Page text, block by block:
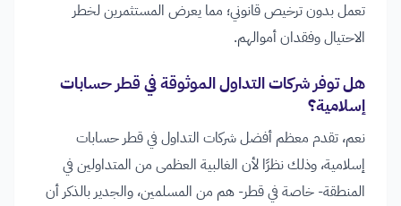
تعمل بدون ترخيص قانوني؛ مما يعرض المستثمرين لخطر
الاحتيال وفقدان أموالهم.
هل توفر شركات التداول الموثوقة في قطر حسابات
إسلامية؟
نعم، تقدم معظم أفضل شركات التداول في قطر حسابات
إسلامية، وذلك نظرًا لأن الغالبية العظمى من المتداولين في
المنطقة- خاصة في قطر- هم من المسلمين، والجدير بالذكر أن